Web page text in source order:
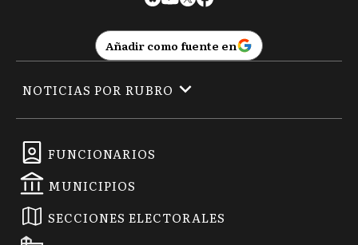
Añadir como fuente en
FUNCIONARIOS
MUNICIPIOS
SECCIONES ELECTORALES
NOTICIAS POR RUBRO